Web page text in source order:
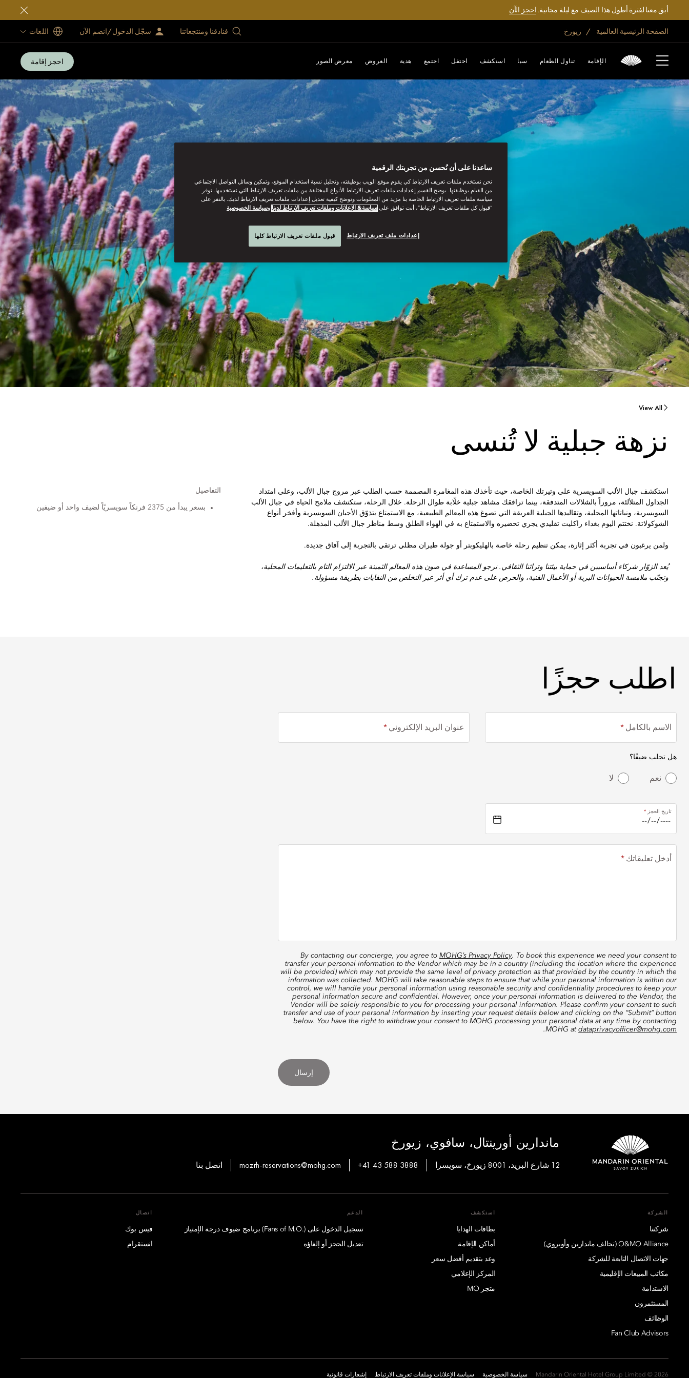
أبق معنا لفترة أطول هذا الصيف مع ليلة مجانية.احجز الآن
الصفحة الرئيسية العالمية زيورخ فنادقنا ومنتجعاتنا سجّل الدخول/انضم الآن اللغات
الإقامة تناول الطعام سبا استكشف احتفل اجتمع هدية العروض معرض الصور احجز إقامة
View All
نزهة جبلية لا تُنسى
استكشف جبال الألب السويسرية على وتيرتك الخاصة، حيث تأخذك هذه المغامرة المصممة حسب الطلب عبر مروج جبال الألب، وعلى امتداد
الجداول المتلألئة، مروراً بالشلالات المتدفقة، بينما ترافقك مشاهد جبلية خلّابة طوال الرحلة. خلال الرحلة، ستكتشف ملامح الحياة في جبال الألب
السويسرية، ونباتاتها المحلية، وتقاليدها الجبلية العريقة التي تصوغ هذه المعالم الطبيعية، مع الاستمتاع بتذوّق الأجبان السويسرية وأفخر أنواع
الشوكولاتة. نختتم اليوم بغداء راكليت تقليدي يجري تحضيره والاستمتاع به في الهواء الطلق وسط مناظر جبال الألب المذهلة.
ولمن يرغبون في تجربة أكثر إثارة، يمكن تنظيم رحلة خاصة بالهليكوبتر أو جولة طيران مظلي ترتقي بالتجربة إلى آفاق جديدة.
يُعد الزوّار شركاء أساسيين في حماية بيئتنا وتراثنا الثقافي. نرجو المساعدة في صون هذه المعالم الثمينة عبر الالتزام التام بالتعليمات المحلية،
وتجنّب ملامسة الحيوانات البرية أو الأعمال الفنية، والحرص على عدم ترك أي أثر عبر التخلص من النفايات بطريقة مسؤولة.
التفاصيل
بسعر يبدأ من 2375 فرنكاً سويسريّاً لضيف واحد أو ضيفين
اطلب حجزًا
اطلب حجزًا
الاسم بالكامل عنوان البريد الإلكتروني
هل تجلب ضيفًا؟
نعم لا
تاريخ الحجز
أدخل تعليقاتك
By contacting our concierge, you agree to MOHG’s Privacy Policy. To book this experience we need your consent to
transfer your personal information to the Vendor which may be in a country (including the location where the experience
will be provided) which may not provide the same level of privacy protection as that provided by the country in which the
information was collected. MOHG will take reasonable steps to ensure that while your personal information is within our
control, we will handle your personal information using reasonable security and confidentiality procedures to keep your
personal information secure and confidential. However, once your personal information is delivered to the Vendor, the
Vendor will be solely responsible to you for processing your personal information. Please confirm your consent to such
transfer and use of your personal information by inserting your request details below and clicking on the “Submit” button
below. You have the right to withdraw your consent to MOHG processing your personal data at any time by contacting
MOHG at dataprivacyofficer@mohg.com
.
إرسال
ماندارين أورينتال، سافوي، زيورخ
12 شارع البريد، 8001 زيورخ، سويسرا +41 43 588 3888
mozrh-reservations@mohg.com اتصل بنا
الشركة
شركتنا
O&MO Alliance (تحالف ماندارين وأوبروي)
جهات الاتصال التابعة للشركة
مكاتب المبيعات الإقليمية
الاستدامة
المستثمرون
الوظائف
Fan Club Advisors
استكشف
بطاقات الهدايا
أماكن الإقامة
وعد بتقديم أفضل سعر
المركز الإعلامي
متجر MO
الدعم
تسجيل الدخول على (.Fans of M.O) برنامج ضيوف درجة الإمتياز
تعديل الحجز أو إلغاؤه
اتصال
فيس بوك
انستقرام
2026 © Mandarin Oriental Hotel Group Limited سياسة الخصوصية سياسة الإعلانات وملفات تعريف الارتباط إشعارات قانونية
ساعدنا على أن نُحسن من تجربتك الرقمية
نحن نستخدم ملفات تعريف الارتباط كي يقوم موقع الويب بوظيفته، وتحليل نسبة استخدام الموقع، وتمكين وسائل التواصل الاجتماعي
من القيام بوظيفتها. يوضح القسم إعدادات ملفات تعريف الارتباط الأنواع المختلفة من ملفات تعريف الارتباط التي نستخدمها. توفر
سياسة ملفات تعريف الارتباط الخاصة بنا مزيد من المعلومات وتوضح كيفية تعديل إعدادات ملفات تعريف الارتباط لديك. بالنقر على
“قبول كل ملفات تعريف الارتباط”، أنت توافق على سياسة& الإعلانات وملفات تعريف الارتباط لدينا وسياسة الخصوصية
إعدادات ملف تعريف الارتباط قبول ملفات تعريف الارتباط كلها